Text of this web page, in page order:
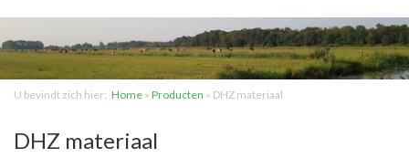
U bevindt zich hier: Home » Producten » DHZ materiaal
DHZ materiaal